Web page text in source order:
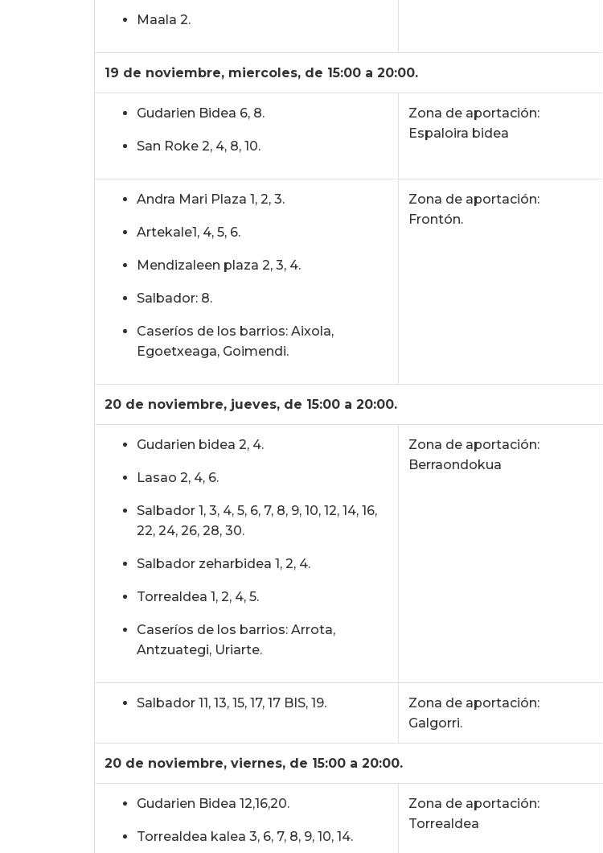
Maala 2.
19 de noviembre, miercoles, de 15:00 a 20:00.
Gudarien Bidea 6, 8.
San Roke 2, 4, 8, 10.
Zona de aportación:
Espaloira bidea
Andra Mari Plaza 1, 2, 3.
Artekale1, 4, 5, 6.
Mendizaleen plaza 2, 3, 4.
Salbador: 8.
Caseríos de los barrios: Aixola,
Egoetxeaga, Goimendi.
Zona de aportación:
Frontón.
20 de noviembre, jueves, de 15:00 a 20:00.
Gudarien bidea 2, 4.
Lasao 2, 4, 6.
Salbador 1, 3, 4, 5, 6, 7, 8, 9, 10, 12, 14, 16,
22, 24, 26, 28, 30.
Salbador zeharbidea 1, 2, 4.
Torrealdea 1, 2, 4, 5.
Caseríos de los barrios: Arrota,
Antzuategi, Uriarte.
Zona de aportación:
Berraondokua
Salbador 11, 13, 15, 17, 17 BIS, 19.
Zona de aportación:
Galgorri.
20 de noviembre, viernes, de 15:00 a 20:00.
Gudarien Bidea 12,16,20.
Torrealdea kalea 3, 6, 7, 8, 9, 10, 14.
Zona de aportación:
Torrealdea